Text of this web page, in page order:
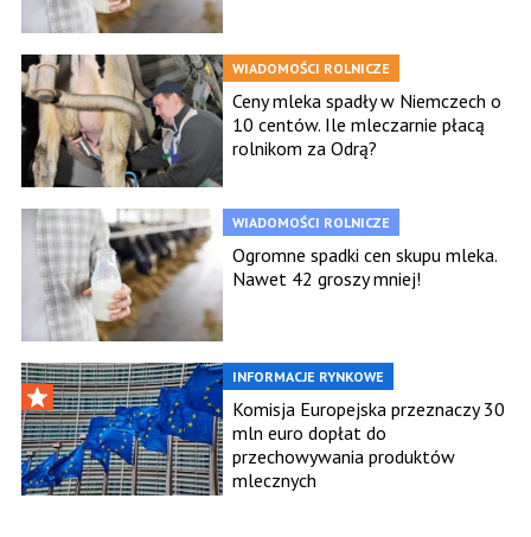
WIADOMOŚCI ROLNICZE
Ceny mleka spadły w Niemczech o
10 centów. Ile mleczarnie płacą
rolnikom za Odrą?
WIADOMOŚCI ROLNICZE
Ogromne spadki cen skupu mleka.
Nawet 42 groszy mniej!
INFORMACJE RYNKOWE
Komisja Europejska przeznaczy 30
mln euro dopłat do
przechowywania produktów
mlecznych